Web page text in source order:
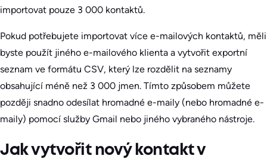
importovat pouze 3 000 kontaktů.
Pokud potřebujete importovat více e-mailových kontaktů, měli
byste použít jiného e-mailového klienta a vytvořit exportní
seznam ve formátu CSV, který lze rozdělit na seznamy
obsahující méně než 3 000 jmen. Tímto způsobem můžete
později snadno odesílat hromadné e-maily (nebo hromadné e-
maily) pomocí služby Gmail nebo jiného vybraného nástroje.
Jak vytvořit nový kontakt v